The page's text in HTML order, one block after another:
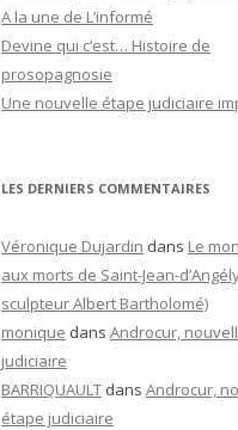
A la une de L’informé
Devine qui c’est… Histoire de
prosopagnosie
Une nouvelle étape judiciaire
LES DERNIERS COMMENTAIRES
Véronique Dujardin dans Le
aux morts de Saint-Jean-
sculpteur Albert Bartholomé)
monique dans Androcur,
judiciaire
BARRIQUAULT dans Androcur,
étape judiciaire